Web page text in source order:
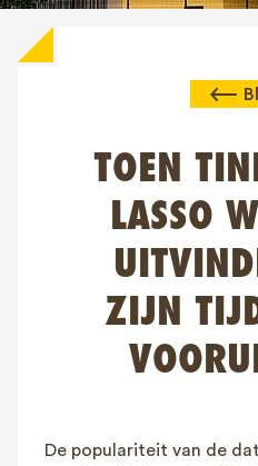
Contact
EN
TOEN
LASSO
ZIJN
De populariteit van de